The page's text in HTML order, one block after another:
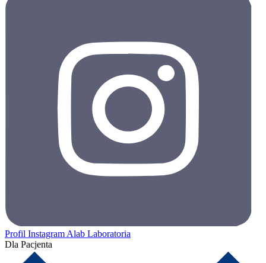
Profil Instagram Alab Laboratoria
Dla Pacjenta